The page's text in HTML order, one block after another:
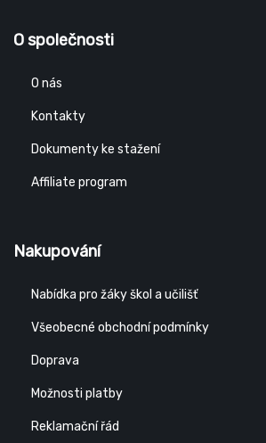
O společnosti
O nás
Kontakty
Dokumenty ke stažení
Affiliate program
Nakupování
Nabídka pro žáky škol a učilišť
Všeobecné obchodní podmínky
Doprava
Možnosti platby
Reklamační řád